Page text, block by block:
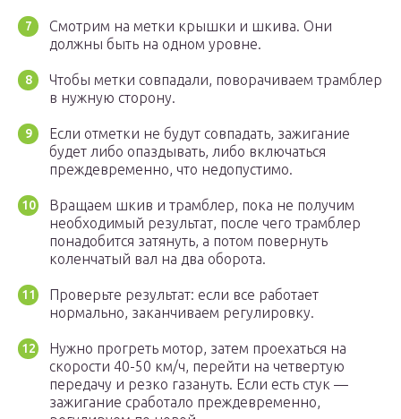
Смотрим на метки крышки и шкива. Они
должны быть на одном уровне.
Чтобы метки совпадали, поворачиваем трамблер
в нужную сторону.
Если отметки не будут совпадать, зажигание
будет либо опаздывать, либо включаться
преждевременно, что недопустимо.
Вращаем шкив и трамблер, пока не получим
необходимый результат, после чего трамблер
понадобится затянуть, а потом повернуть
коленчатый вал на два оборота.
Проверьте результат: если все работает
нормально, заканчиваем регулировку.
Нужно прогреть мотор, затем проехаться на
скорости 40-50 км/ч, перейти на четвертую
передачу и резко газануть. Если есть стук —
зажигание сработало преждевременно,